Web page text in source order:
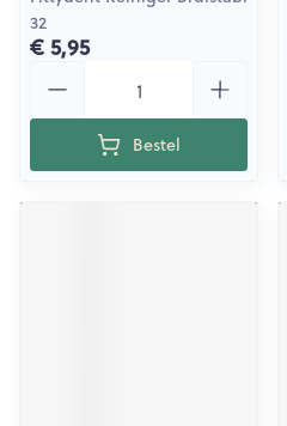
32
€ 5,95
Bestel